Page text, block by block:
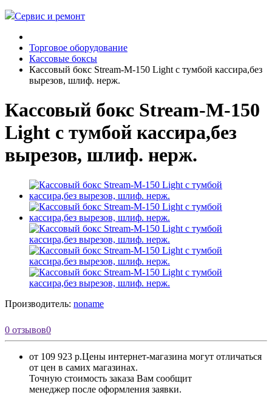
Сервис и ремонт
Торговое оборудование
Кассовые боксы
Кассовый бокс Stream-M-150 Light с тумбой кассира,без
вырезов, шлиф. нерж.
Кассовый бокс Stream-M-150
Light с тумбой кассира,без
вырезов, шлиф. нерж.
Производитель: noname
0 отзывов0
от 109 923 р.Цены интернет-магазина могут отличаться
от цен в самих магазинах.
Точную стоимость заказа Вам сообщит
менеджер после оформления заявки.